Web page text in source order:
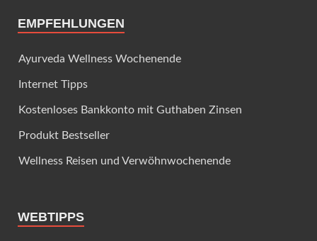
EMPFEHLUNGEN
Ayurveda Wellness Wochenende
Internet Tipps
Kostenloses Bankkonto mit Guthaben Zinsen
Produkt Bestseller
Wellness Reisen und Verwöhnwochenende
WEBTIPPS